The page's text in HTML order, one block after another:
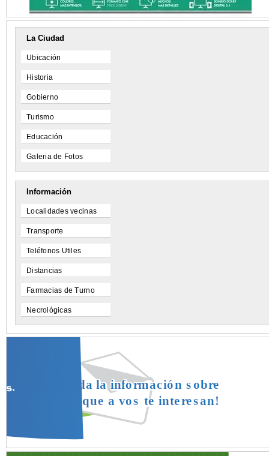
La Ciudad
Ubicación
Historia
Gobierno
Turismo
Educación
Galeria de Fotos
Información
Localidades vecinas
Transporte
Teléfonos Utiles
Distancias
Farmacias de Turno
Necrológicas